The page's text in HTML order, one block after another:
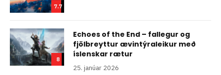
7.7
8
Echoes of the End – fallegur og
fjölbreyttur ævintýraleikur með
íslenskar rætur
25. janúar 2026